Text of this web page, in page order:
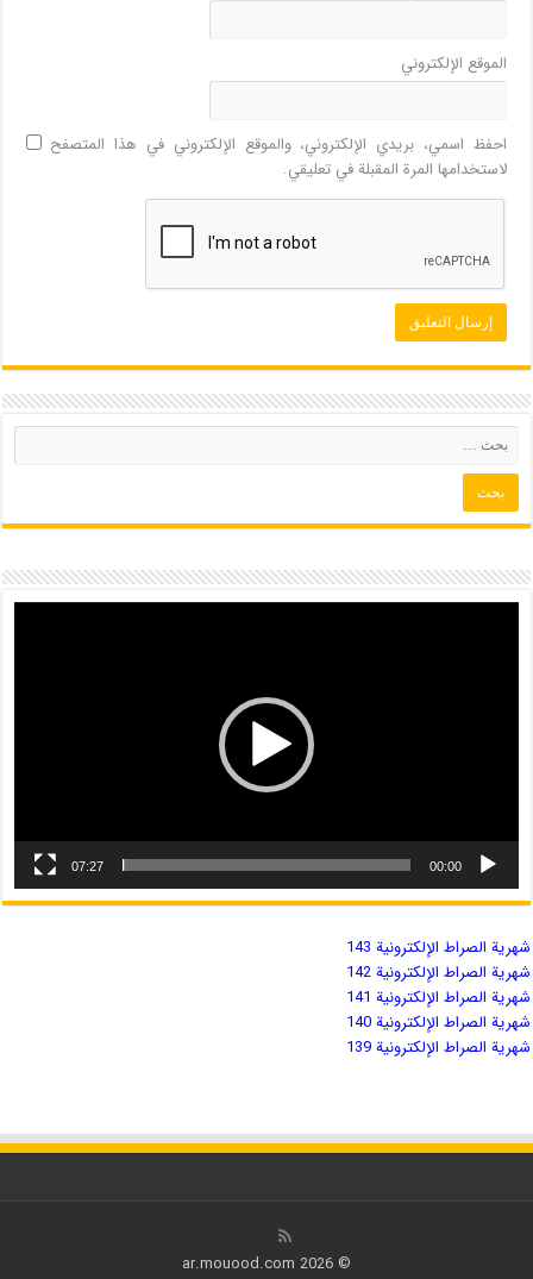
الموقع الإلكتروني
احفظ اسمي، بريدي الإلكتروني، والموقع الإلكتروني في هذا المتصفح
لاستخدامها المرة المقبلة في تعليقي.
00:00
07:27
شهریة الصراط الإلكترونية 143
شهریة الصراط الإلكترونية 142
شهریة الصراط الإلكترونية 141
شهریة الصراط الإلكترونية 140
شهریة الصراط الإلكترونية 139
© 2026 ar.mouood.com